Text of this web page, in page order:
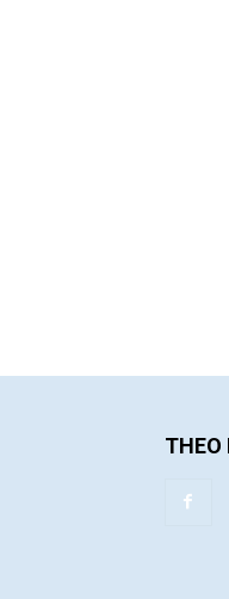
THEO